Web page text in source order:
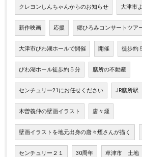
クレヨンしんちゃんからのお知らせ 大津市
新作映画 応援 郷ひろみコンサートツア
大津市びわ湖ホールで開催 開催 徒歩約
びわ湖ホール徒歩約５分 膳所の不動産
センチュリー21にお任せください JR膳所駅
木曽義仲の壁画イラスト 唐々煙
壁画イラストを地元出身の唐々煙さんが描く
センチュリー２１ 30周年 草津市 土地